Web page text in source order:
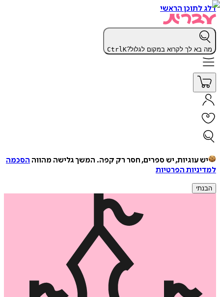
דלג לתוכן הראשי
מה בא לך לקרוא במקום לגלול? CtrlK
יש עוגיות, יש ספרים, חסר רק קפה. המשך גלישה מהווה הסכמה
למדיניות הפרטיות
הבנתי